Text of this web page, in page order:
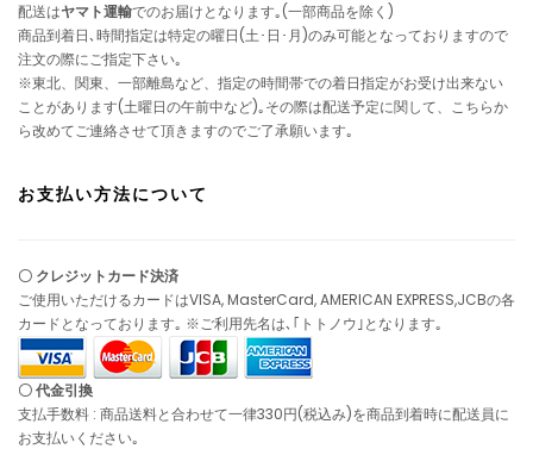
配送はヤマト運輸でのお届けとなります｡(一部商品を除く)
商品到着日､時間指定は特定の曜日(土･日･月)のみ可能となっておりますので
注文の際にご指定下さい｡
※東北、関東、一部離島など、指定の時間帯での着日指定がお受け出来ない
ことがあります(土曜日の午前中など)｡その際は配送予定に関して、こちらか
ら改めてご連絡させて頂きますのでご了承願います｡
お支払い方法について
〇 クレジットカード決済
ご使用いただけるカードはVISA, MasterCard, AMERICAN EXPRESS,JCBの各
カードとなっております｡ ※ご利用先名は､｢トトノウ｣となります｡
〇 代金引換
支払手数料 : 商品送料と合わせて一律330円(税込み)を商品到着時に配送員に
お支払いください｡